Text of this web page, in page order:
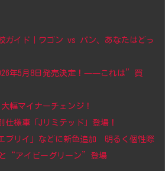
ガイド｜ワゴン vs バン、あなたはどっ
年5月8日発売決定！——これは”買
幅マイナーチェンジ！
仕様車「Jリミテッド」登場！
ブリイ」などに新色追加 明るく個性際
“アイビーグリーン”登場